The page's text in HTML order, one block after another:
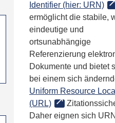
Identifier (hier: URN)
ermöglicht die stabile,
eindeutige und
ortsunabhängige
Referenzierung
Dokumente und bietet
bei einem sich
Uniform Resource
(URL)
Daher eignen sich